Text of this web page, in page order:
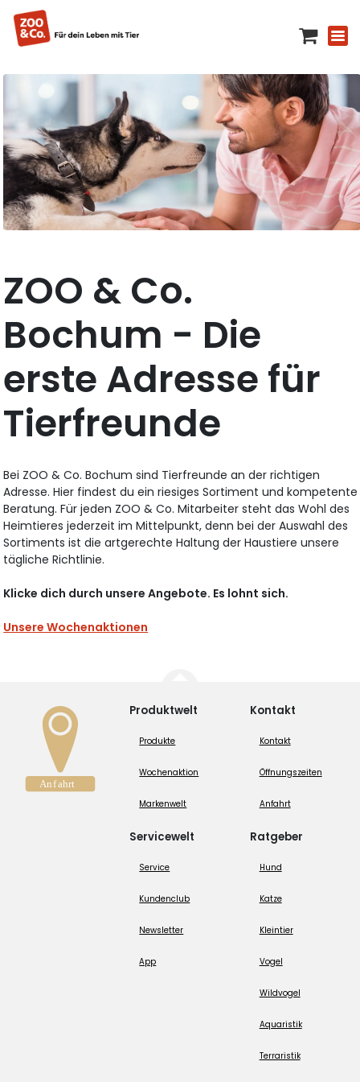
ZOO & Co.
Bochum - Die
erste Adresse für
Tierfreunde
Bei ZOO & Co. Bochum sind Tierfreunde an der richtigen
Adresse. Hier findest du ein riesiges Sortiment und kompetente
Beratung. Für jeden ZOO & Co. Mitarbeiter steht das Wohl des
Heimtieres jederzeit im Mittelpunkt, denn bei der Auswahl des
Sortiments ist die artgerechte Haltung der Haustiere unsere
tägliche Richtlinie.
Klicke dich durch unsere Angebote. Es lohnt sich.
Unsere Wochenaktionen
Produktwelt
Produkte
Wochenaktion
Markenwelt
Servicewelt
Service
Kundenclub
Newsletter
App
Kontakt
Kontakt
Öffnungszeiten
Anfahrt
Ratgeber
Hund
Katze
Kleintier
Vogel
Wildvogel
Aquaristik
Terraristik